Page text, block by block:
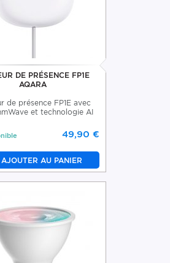
DE PRÉSENCE FP1E
AQARA
de présence FP1E avec
et technologie AI
49,90 €